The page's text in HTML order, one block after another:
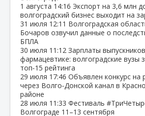
1 августа 14:16 Экспорт на 3,6 млн
волгоградский бизнес выходит на
31 июля 12:11 Волгоградская
Бочаров озвучил данные о
БПЛА
30 июля 11:12 Зарплаты
фармацевтике: волгоградские вузы
топ‑15 рейтинга
29 июля 17:46 Объявлен конкурс на
через Волго‑Донской канал в
районе
28 июля 11:33 Фестиваль
Волгограде 11–13 сентября